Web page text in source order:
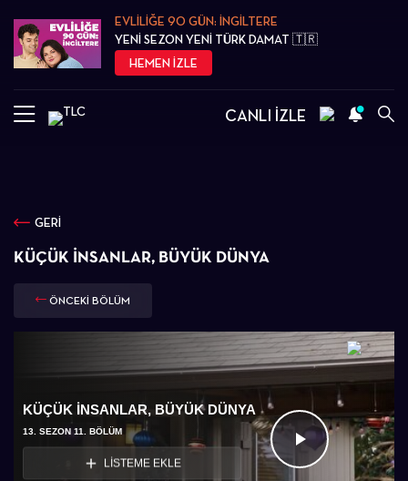
EVLİLİĞE 90 GÜN: İNGİLTERE
YENİ SEZON YENİ TÜRK DAMAT 🇹🇷
HEMEN İZLE
CANLI İZLE
GERİ
KÜÇÜK İNSANLAR, BÜYÜK DÜNYA
ÖNCEKİ BÖLÜM
Videoyu
KÜÇÜK İNSANLAR, BÜYÜK DÜNYA
13. SEZON 11. BÖLÜM
LİSTEME EKLE